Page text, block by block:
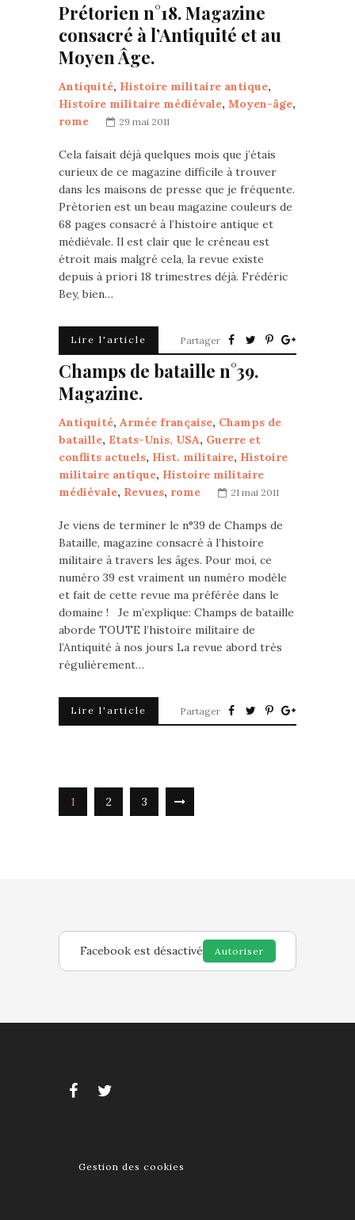
Prétorien n°18. Magazine
consacré à l’Antiquité et au
Moyen Âge.
Antiquité, Histoire militaire antique,
Histoire militaire médiévale, Moyen-âge,
rome
29 mai 2011
Cela faisait déjà quelques mois que j’étais
curieux de ce magazine difficile à trouver
dans les maisons de presse que je fréquente.
Prétorien est un beau magazine couleurs de
68 pages consacré à l’histoire antique et
médiévale. Il est clair que le créneau est
étroit mais malgré cela, la revue existe
depuis à priori 18 trimestres déjà. Frédéric
Bey, bien…
Lire l'article Partager
Champs de bataille n°39.
Magazine.
Antiquité, Armée française, Champs de
bataille, Etats-Unis, USA, Guerre et
conflits actuels, Hist. militaire, Histoire
militaire antique, Histoire militaire
médiévale, Revues, rome 21 mai 2011
Je viens de terminer le n°39 de Champs de
Bataille, magazine consacré à l’histoire
militaire à travers les âges. Pour moi, ce
numéro 39 est vraiment un numéro modèle
et fait de cette revue ma préférée dans le
domaine ! Je m’explique: Champs de bataille
aborde TOUTE l’histoire militaire de
l’Antiquité à nos jours La revue abord très
régulièrement…
Lire l'article Partager
1 2 3
Facebook est désactivé Autoriser
Gestion des cookies